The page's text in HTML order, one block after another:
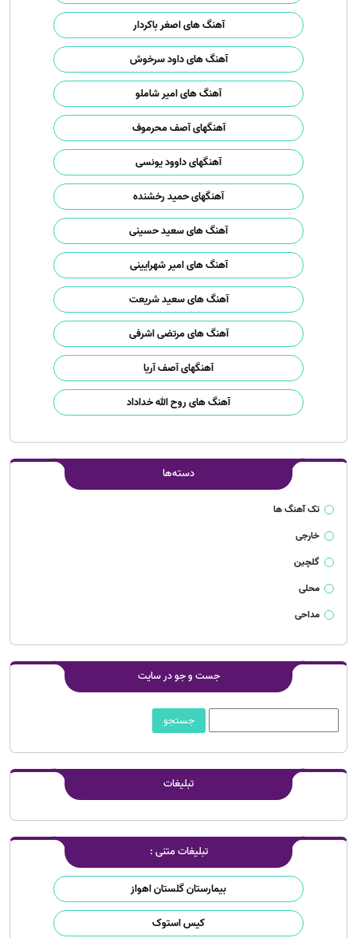
آهنگ های اصغر باکردار
آهنگ های داود سرخوش
آهنگ های امیر شاملو
آهنگهای آصف محرموف
آهنگهای داوود یونسی
آهنگهای حمید رخشنده
آهنگ های سعید حسینی
آهنگ های امیر شهرایینی
آهنگ های سعید شریعت
آهنگ های مرتضی اشرفی
آهنگهای آصف آریا
آهنگ های روح الله خداداد
دسته‌ها
تک آهنگ ها
خارجی
گلچین
محلی
مداحی
جست و جو در سایت
تبلیغات
تبلیغات متنی :
بیمارستان گلستان اهواز
کیس استوک